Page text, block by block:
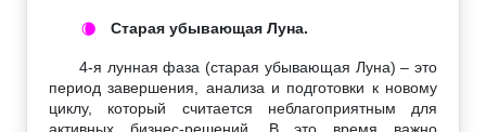
🌘 Старая убывающая Луна.
4-я лунная фаза (старая убывающая Луна) – это
период завершения, анализа и подготовки к новому
циклу, который считается неблагоприятным для
активных бизнес-решений. В это время важно